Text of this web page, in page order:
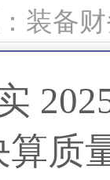
装备
质